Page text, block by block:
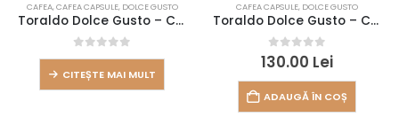
CAFEA,CAFEA CAPSULE, DOLCE GUSTO
Toraldo Dolce Gusto – Cremosa (20 buc)
CITEȘTE MAI MULT
CAFEA CAPSULE, DOLCE GUSTO
Toraldo Dolce Gusto – Clasica (20 buc)
0out of 5
130.00 Lei
ADAUGĂ ÎN COȘ